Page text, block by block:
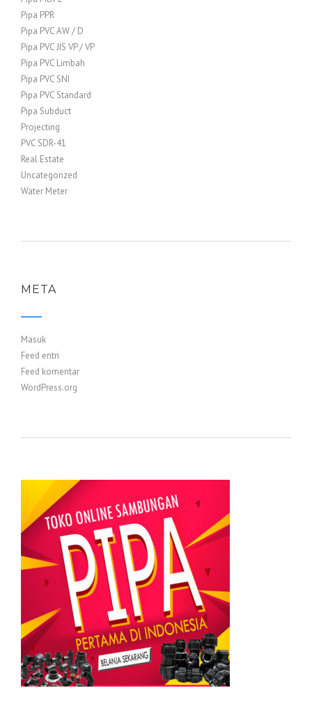
Pipa PPR
Pipa PVC AW / D
Pipa PVC JIS VP / VP
Pipa PVC Limbah
Pipa PVC SNI
Pipa PVC Standard
Pipa Subduct
Projecting
PVC SDR-41
Real Estate
Uncategorized
Water Meter
META
Masuk
Feed entri
Feed komentar
WordPress.org